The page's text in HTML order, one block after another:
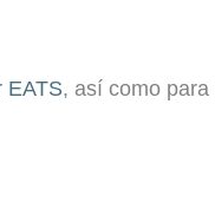
EATS, así como